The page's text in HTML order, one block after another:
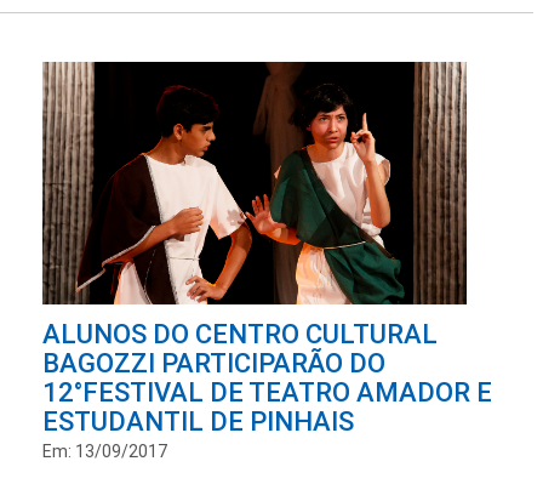
ALUNOS DO CENTRO CULTURAL
BAGOZZI PARTICIPARÃO DO
12°FESTIVAL DE TEATRO AMADOR E
ESTUDANTIL DE PINHAIS
Em: 13/09/2017